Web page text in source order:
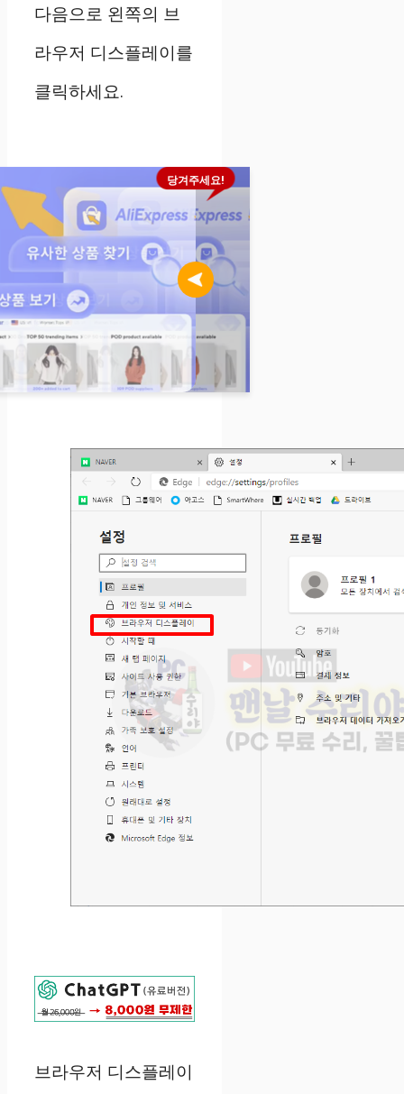
다음으로 왼쪽의 브
라우저 디스플레이를
클릭하세요.
당겨주세요!
브라우저 디스플레이